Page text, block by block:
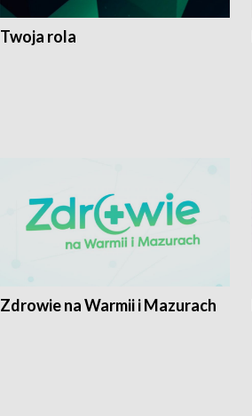
Twoja rola
Zdrowie na Warmii i Mazurach